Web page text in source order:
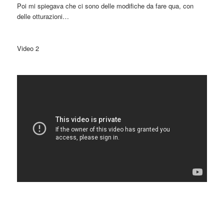
Poi mi spiegava che ci sono delle modifiche da fare qua, con
delle otturazioni…
Video 2